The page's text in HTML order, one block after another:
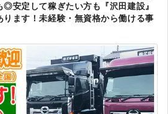
定して稼ぎたい方も『沢田建設』
ます！未経験・無資格から働ける事